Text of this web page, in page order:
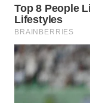
LAPAK
WAHANA
Wahana
Network